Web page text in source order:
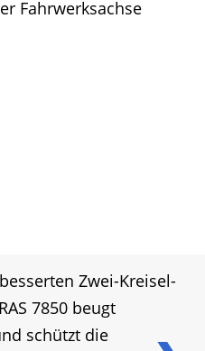
Fahrwerksachse
Zwei-Kreisel-
7850 beugt
schützt die